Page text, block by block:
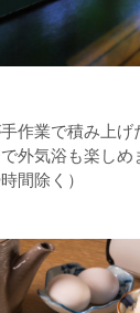
作業で積み上げ
外気浴も楽し
間除く）